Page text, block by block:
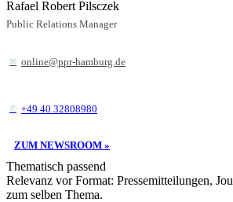
Rafael Robert Pilsczek
Public Relations Manager
online@ppr-hamburg.de
+49 40 32808980
ZUM NEWSROOM »
Thematisch passend
Relevanz vor Format: Pressemitteilungen,
zum selben Thema.